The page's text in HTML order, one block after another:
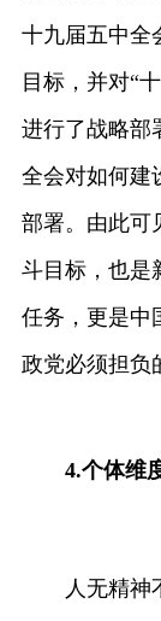
十九届五中全
目标，并对“
进行了战略部
全会对如何建
部署。由此可
斗目标，也是
任务，更是中
政党必须担负
4.个体维
人无精神不